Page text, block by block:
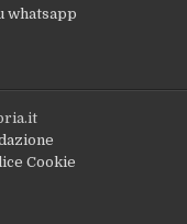
whatsapp
Cookie